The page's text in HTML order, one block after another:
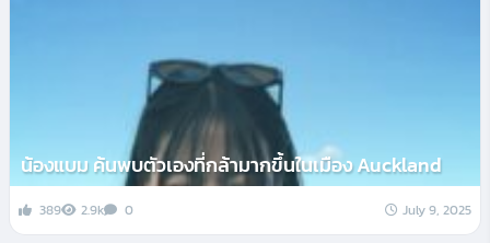
น้องแบม ค้นพบตัวเองที่กล้ามากขึ้นในเมือง Auckland
389 2.9k 0 July 9, 2025